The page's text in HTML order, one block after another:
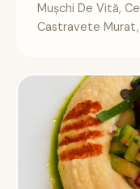
Mușchi De Vită,
Castravete Murat,